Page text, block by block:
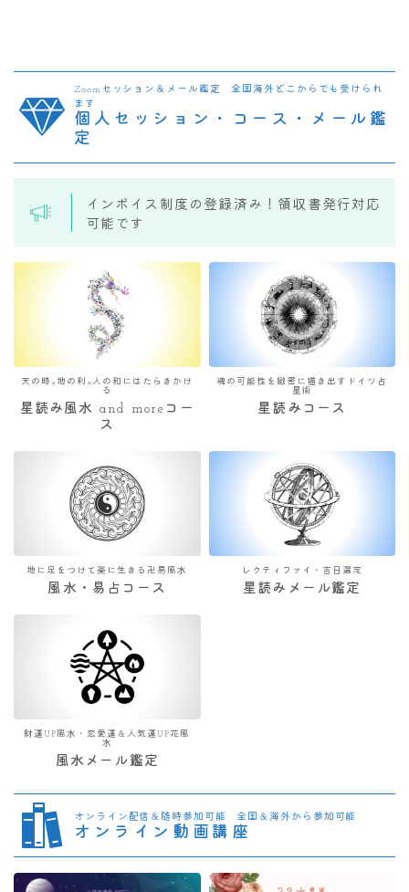
Zoomセッション＆メール鑑定 全国海外どこからでも受けられ
ます
個人セッション・コース・メール鑑
定
インボイス制度の登録済み！領収書発行対応
可能です
天の時×地の利×人の和にはたらきかけ
る
星読み風水 and moreコー
ス
魂の可能性を緻密に描き出すドイツ占
星術
星読みコース
地に足をつけて楽に生きる卍易風水
風水・易占コース
レクティファイ・吉日選定
星読みメール鑑定
財運UP風水・恋愛運＆人気運UP花風
水
風水メール鑑定
オンライン配信＆随時参加可能 全国＆海外から参加可能
オンライン動画講座